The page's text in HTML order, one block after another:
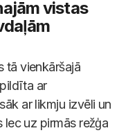
vistas
tā vienkāršajā
ar
ar likmju izvēli un
lec uz pirmās režģa